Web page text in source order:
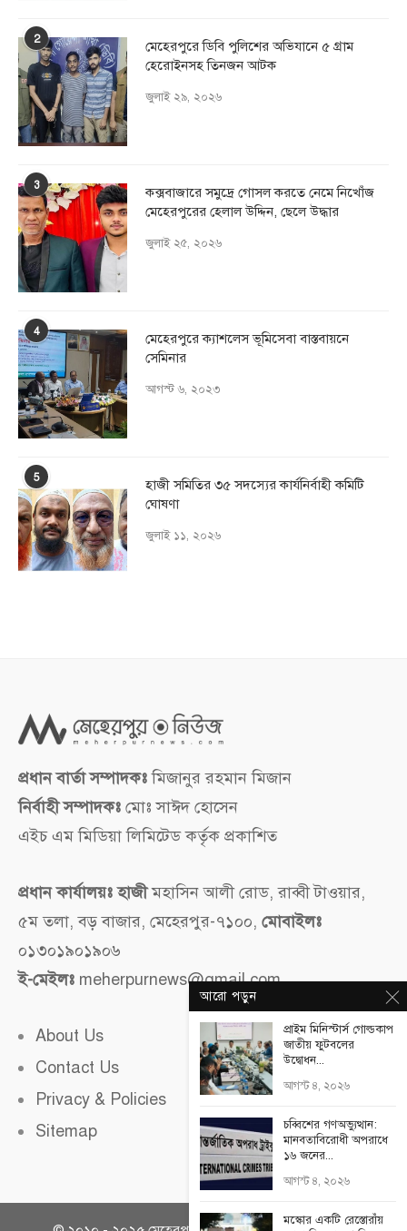
2
মেহেরপুরে ডিবি পুলিশের অভিযানে ৫ গ্রাম
হেরোইনসহ তিনজন আটক
জুলাই ২৯, ২০২৬
3
কক্সবাজারে সমুদ্রে গোসল করতে নেমে নিখোঁজ
মেহেরপুরের হেলাল উদ্দিন, ছেলে উদ্ধার
জুলাই ২৫, ২০২৬
4
মেহেরপুরে ক্যাশলেস ভূমিসেবা বাস্তবায়নে
সেমিনার
আগস্ট ৬, ২০২৩
5
হাজী সমিতির ৩৫ সদস্যের কার্যনির্বাহী কমিটি
ঘোষণা
জুলাই ১১, ২০২৬
প্রধান বার্তা সম্পাদকঃমিজানুর রহমান মিজান
নির্বাহী সম্পাদকঃ মোঃ সাঈদ হোসেন
এইচ এম মিডিয়া লিমিটেড কর্তৃক প্রকাশিত
প্রধান কার্যালয়ঃ হাজীমহাসিন আলী রোড, রাব্বী টাওয়ার,
৫ম তলা, বড় বাজার, মেহেরপুর-৭১০০, মোবাইলঃ
০১৩০১৯০১৯০৬
ই-মেইলঃ meherpurnews@gmail.com
About Us
Contact Us
Privacy & Policies
Sitemap
আরো পড়ুন
প্রাইম মিনিস্টার্স গোল্ডকাপ
জাতীয় ফুটবলের
উদ্বোধন...
আগস্ট ৪, ২০২৬
চব্বিশের গণঅভ্যুত্থান:
মানবতাবিরোধী অপরাধে
১৬ জনের...
আগস্ট ৪, ২০২৬
মস্কোর একটি রেস্তোরাঁয়